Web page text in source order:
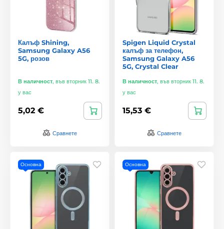
Калъф Shining,
Samsung Galaxy A56
5G, розов
В наличност, във вторник 11. 8.
у вас
5,02 €
Сравнете
Spigen Liquid Crystal
калъф за телефон,
Samsung Galaxy A56
5G, Crystal Clear
В наличност, във вторник 11. 8.
у вас
15,53 €
Сравнете
Основна Основна